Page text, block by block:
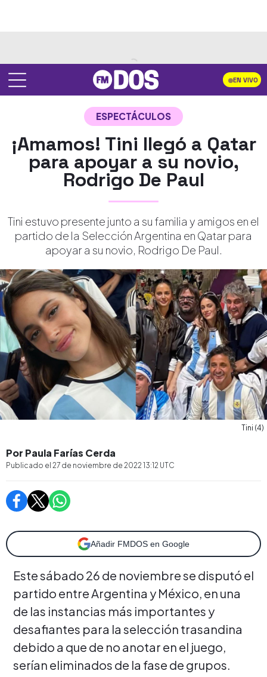
EN VIVO
ESPECTÁCULOS
¡Amamos! Tini llegó a Qatar
para apoyar a su novio,
Rodrigo De Paul
Tini estuvo presente junto a su familia y amigos en el
partido de la Selección Argentina en Qatar para
apoyar a su novio, Rodrigo De Paul.
Tini (4)
Por Paula Farías Cerda
Publicado el 27 de noviembre de 2022 13:12 UTC
Añadir FMDOS en Google
Este sábado 26 de noviembre se disputó el
partido entre Argentina y México, en una
de las instancias más importantes y
desafiantes para la selección trasandina
debido a que de no anotar en el juego,
serían eliminados de la fase de grupos.